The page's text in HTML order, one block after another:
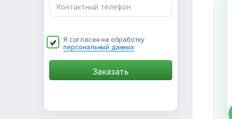
Я согласен на обработку
персональный данных